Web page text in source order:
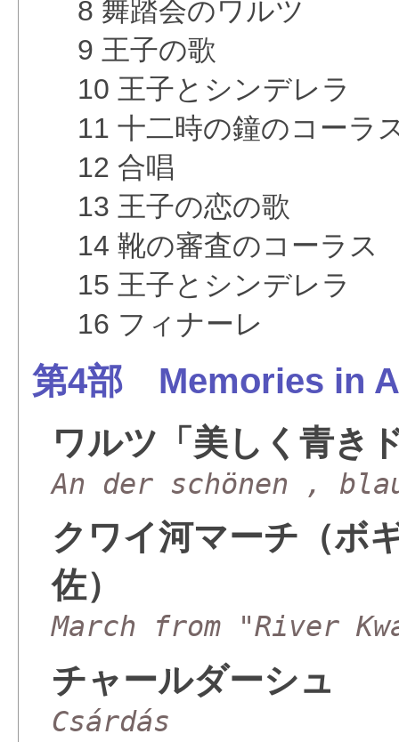
8 舞踏会のワルツ
9 王子の歌
10 王子とシンデレラ
11 十二時の鐘のコーラ
12 合唱
13 王子の恋の歌
14 靴の審査のコーラス
15 王子とシンデレラ
16 フィナーレ
第4部 Memories in
ワルツ「美しく青き
An der schönen ,
クワイ河マーチ（ボ
佐）
March from "River
チャールダーシュ
Csárdás